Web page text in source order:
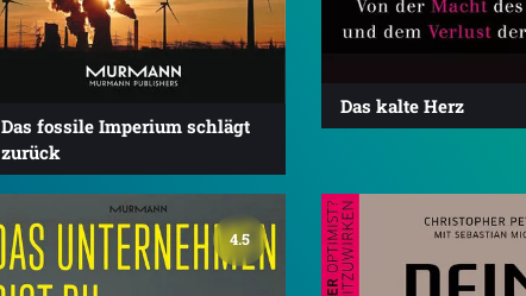
Das fossile Imperium schlägt
zurück
Das kalte Herz
4.5